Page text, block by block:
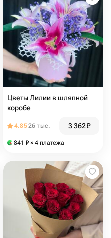
Цветы Лилии в шляпной
коробе
4.8526 тыс. 3 362₽
841 ₽ × 4 платежа